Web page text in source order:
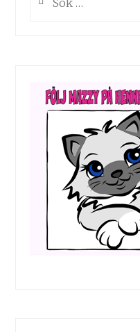
efter: